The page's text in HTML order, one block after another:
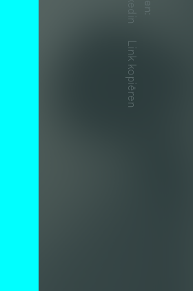
Link kopiëren